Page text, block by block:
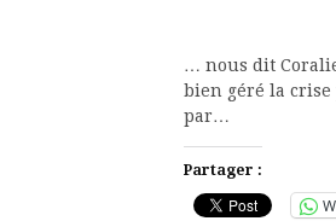
… nous dit
bien géré la crise
par…
Partager :